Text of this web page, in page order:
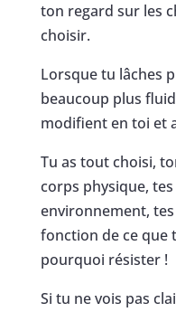
ton regard sur les
choisir.
Lorsque tu lâches
beaucoup plus
modifient en toi et
Tu as tout choisi,
corps physique,
environnement,
fonction de ce que
pourquoi résister !
Si tu ne vois pas